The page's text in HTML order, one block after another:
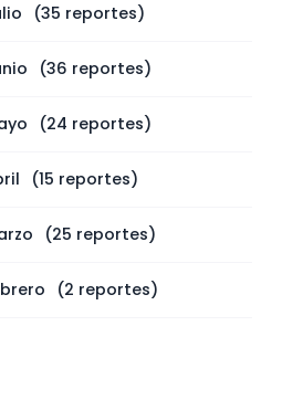
(35 reportes)
(36 reportes)
(24 reportes)
(15 reportes)
(25 reportes)
(2 reportes)